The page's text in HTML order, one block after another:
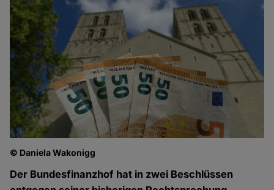
© Daniela Wakonigg
Der Bundesfinanzhof hat in zwei Beschlüssen